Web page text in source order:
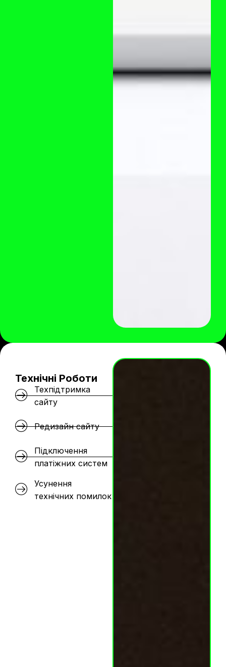
Технічні Роботи
Техпідтримка
сайту
Редизайн сайту
Підключення
платіжних систем
Усунення
технічних помилок